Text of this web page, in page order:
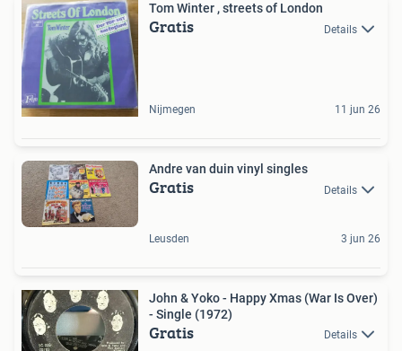
Tom Winter , streets of London
Gratis Details
Nijmegen 11 jun 26
Andre van duin vinyl singles
Gratis Details
Leusden 3 jun 26
John & Yoko - Happy Xmas (War Is Over)
- Single (1972)
Gratis Details